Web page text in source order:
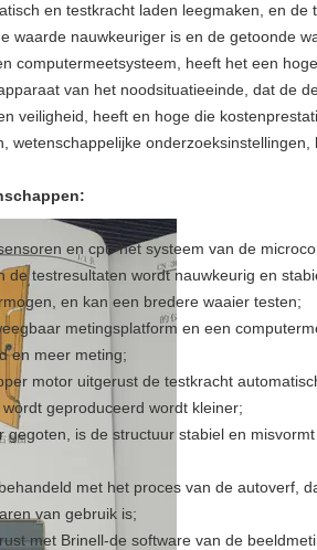
en testkracht laden leegmaken, en
waarde nauwkeuriger is en de getoonde
computermeetsysteem, heeft het een
van het noodsituatieeinde, dat de
veiligheid, heeft en hoge die
wetenschappelijke
en cpu-het systeem van de
de testresultaten wordt nauwkeurig en
en kan een bredere waaier testen;
metingsplatform en een
en meer meting;
motor uitgerust de testkracht
geproduceerd wordt kleiner;
gegoten, is de structuur stabiel en
met het proces van de autoverf,
van gebruik is;
met Brinell-de software van de